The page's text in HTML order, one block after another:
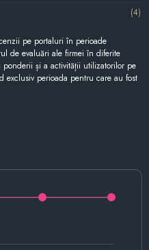
(4)
pe portaluri în perioade
de evaluări ale firmei în diferite
și a activității utilizatorilor pe
exclusiv perioada pentru care au fost